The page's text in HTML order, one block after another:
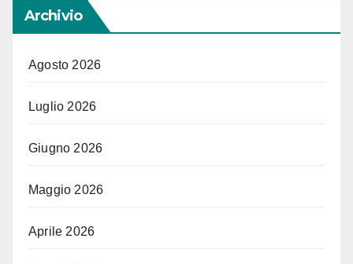
Archivio
Agosto 2026
Luglio 2026
Giugno 2026
Maggio 2026
Aprile 2026